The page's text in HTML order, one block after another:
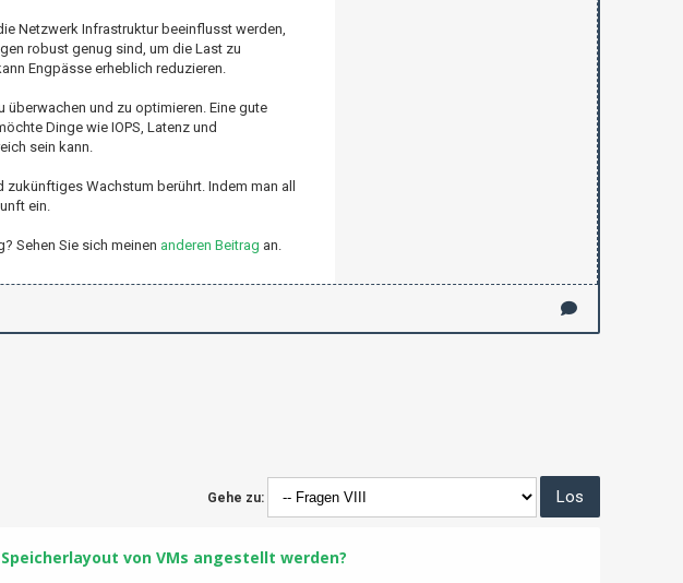
Netzwerk Infrastruktur beeinflusst werden,
robust genug sind, um die Last zu
Engpässe erheblich reduzieren.
und zu optimieren. Eine gute
Dinge wie IOPS, Latenz und
sein kann.
Wachstum berührt. Indem man all
ein.
Sehen Sie sich meinen anderen Beitrag an.
Gehe zu:
von VMs angestellt werden?